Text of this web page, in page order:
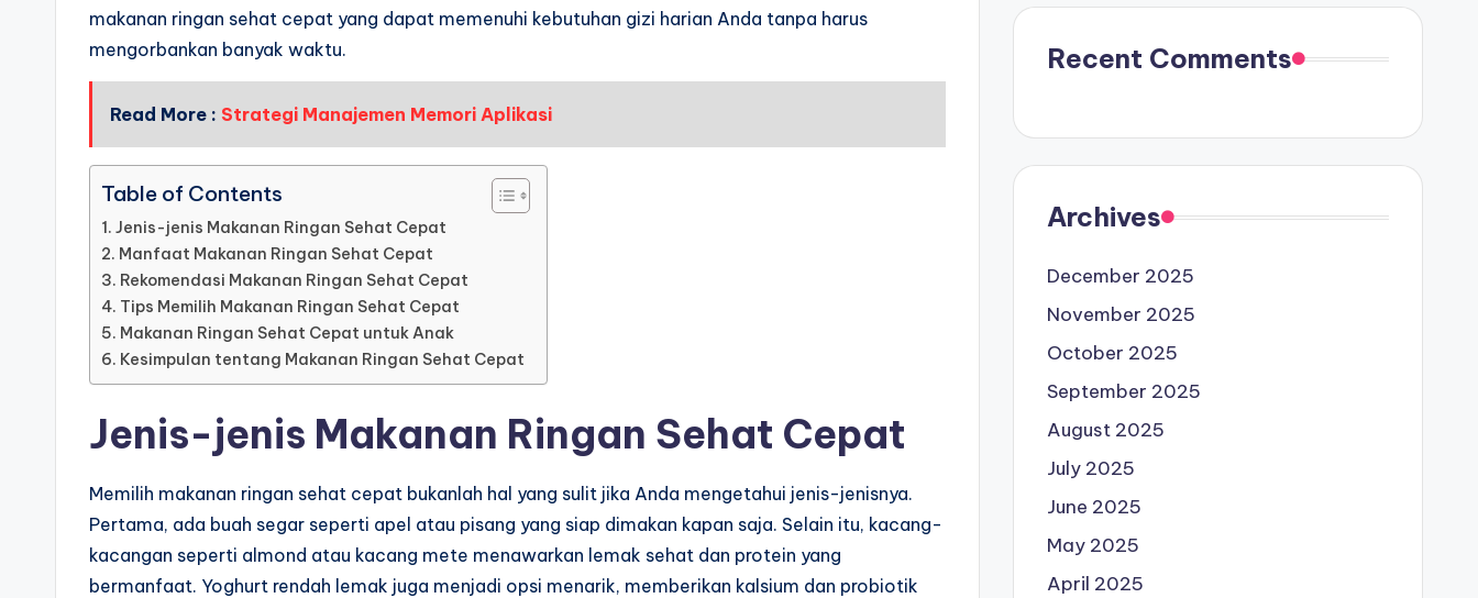
makanan ringan sehat cepat yang dapat memenuhi kebutuhan gizi harian Anda tanpa harus
mengorbankan banyak waktu.
Read More : Strategi Manajemen Memori Aplikasi
Table of Contents
Jenis-jenis Makanan Ringan Sehat Cepat
Manfaat Makanan Ringan Sehat Cepat
Rekomendasi Makanan Ringan Sehat Cepat
Tips Memilih Makanan Ringan Sehat Cepat
Makanan Ringan Sehat Cepat untuk Anak
Kesimpulan tentang Makanan Ringan Sehat Cepat
Jenis-jenis Makanan Ringan Sehat Cepat
Memilih makanan ringan sehat cepat bukanlah hal yang sulit jika Anda mengetahui jenis-jenisnya.
Pertama, ada buah segar seperti apel atau pisang yang siap dimakan kapan saja. Selain itu, kacang-
kacangan seperti almond atau kacang mete menawarkan lemak sehat dan protein yang
bermanfaat. Yoghurt rendah lemak juga menjadi opsi menarik, memberikan kalsium dan probiotik
Recent Comments
Archives
December 2025
November 2025
October 2025
September 2025
August 2025
July 2025
June 2025
May 2025
April 2025